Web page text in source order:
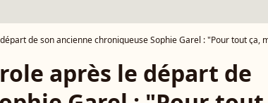
de son ancienne chroniqueuse Sophie Garel : "Pour tout ça,
après le départ de